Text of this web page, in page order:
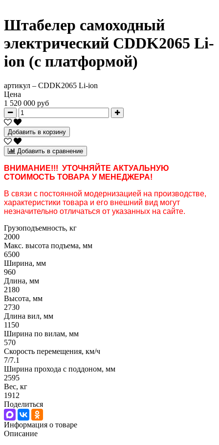
Штабелер самоходный
электрический CDDK2065 Li-
ion (с платформой)
артикул – CDDK2065 Li-ion
Цена
1 520 000 руб
Добавить в корзину
Добавить в сравнение
ВНИМАНИЕ!!! УТОЧНЯЙТЕ АКТУАЛЬНУЮ
СТОИМОСТЬ ТОВАРА У МЕНЕДЖЕРА!
В связи с постоянной модернизацией на производстве,
характеристики товара и его внешний вид могут
незначительно отличаться от указанных на сайте.
Грузоподъемность, кг
2000
Макс. высота подъема, мм
6500
Ширина, мм
960
Длина, мм
2180
Высота, мм
2730
Длина вил, мм
1150
Ширина по вилам, мм
570
Скорость перемещения, км/ч
7/7.1
Ширина прохода с поддоном, мм
2595
Вес, кг
1912
Поделиться
Информация о товаре
Описание